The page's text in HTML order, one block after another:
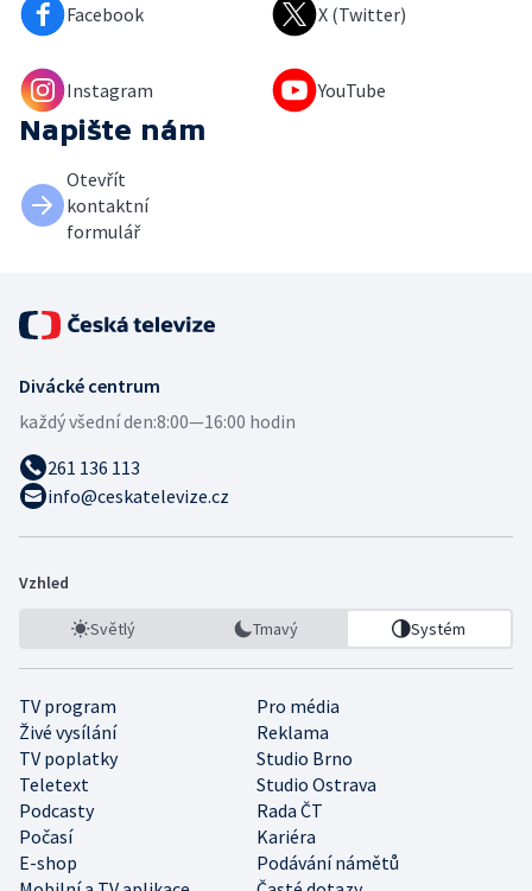
Facebook X (Twitter)
Instagram YouTube
Napište nám
Otevřít
kontaktní
formulář
Divácké centrum
každý všední den:8:00—16:00 hodin
261 136 113
info@ceskatelevize.cz
Vzhled
Světlý Tmavý Systém
TV program
Pro média
Živé vysílání
Reklama
TV poplatky
Studio Brno
Teletext
Studio Ostrava
Podcasty
Rada ČT
Počasí
Kariéra
E-shop
Podávání námětů